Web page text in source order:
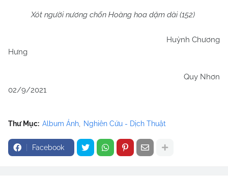
Xót người nương chốn Hoàng hoa dặm dài (152)
Huỳnh Chương
Hưng
Quy Nhơn
02/9/2021
Thư Mục: Album Ảnh Nghiên Cứu - Dịch Thuật
Facebook